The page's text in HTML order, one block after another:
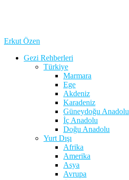
Erkut Özen
Gezi Rehberleri
Türkiye
Marmara
Ege
Akdeniz
Karadeniz
Güneydoğu Anadolu
İç Anadolu
Doğu Anadolu
Yurt Dışı
Afrika
Amerika
Asya
Avrupa